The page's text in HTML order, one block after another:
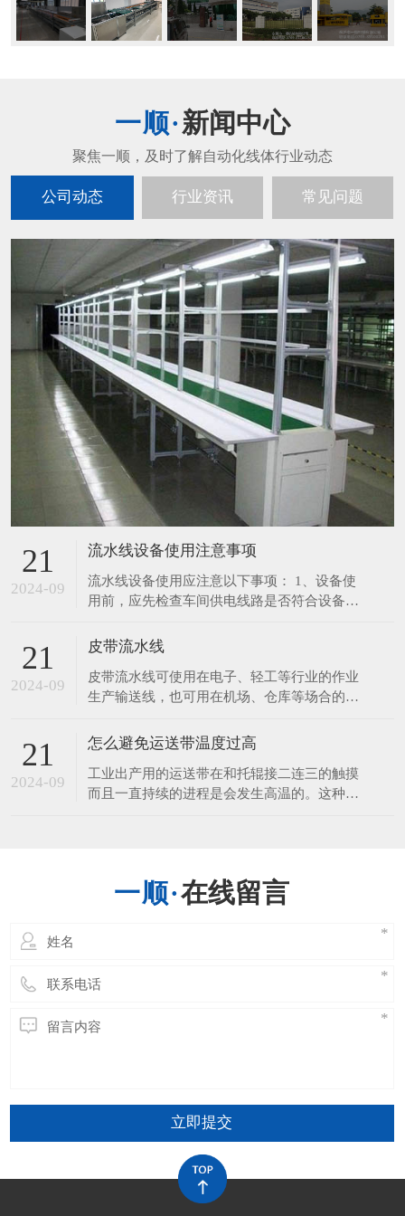
新闻中心
公司动态 行业资讯 常见问题
21
2024-09
流水线设备使用注意事项
流水线设备使用应注意以下事项： 1、设备使
用前，应先检查车间供电线路是否符合设备所
规定的相符。 2、定期检查各导线接通部份，
期检查各零部件的装配是否良好，紧固件有无
松动现象，机体内部有无其它异物声响。 4、
21
2024-09
皮带流水线
皮带流水线可使用在电子、轻工等行业的作业
生产输送线，也可用在机场、仓库等场合的物
户指定生产。 采用无级调速装置，输送速度
0.5～12m/min.可按客户指定调速范围生产。
生产用皮带线有长条工作台和独立工作台,线
体标准配置有置物台,照明,插座,工艺看板,
21
2024-09
怎么避免运送带温度过高
工业出产用的运送带在和托辊接二连三的触摸
而且一直持续的进程是会发生高温的。这种较
的，环境的不一样也有限制，运送带在开阔的
在线留言
立即提交